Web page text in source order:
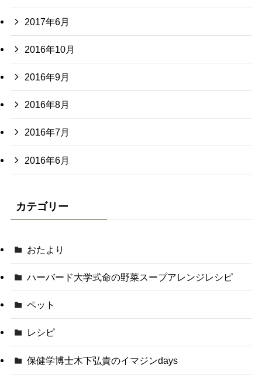
2017年6月
2016年10月
2016年9月
2016年8月
2016年7月
2016年6月
カテゴリー
おたより
ハーバード大学式命の野菜スープアレンジレシピ
ペット
レシピ
保健学博士木下弘貴のイマジンdays